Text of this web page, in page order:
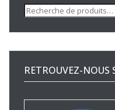
Recherche
pour :
RETROUVEZ-NOUS